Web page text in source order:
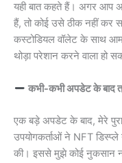
यही बात कहते हैं। अगर आप
हैं, तो कोई उसे ठीक नहीं कर
कस्टोडियल वॉलेट के साथ आम
थोड़ा परेशान करने वाला हो
कभी-कभी अपडेट के बाद
एक बड़े अपडेट के बाद, मेरे
उपयोगकर्ताओं ने NFT डिस्प्ले
की। इससे मुझे कोई नुकसान